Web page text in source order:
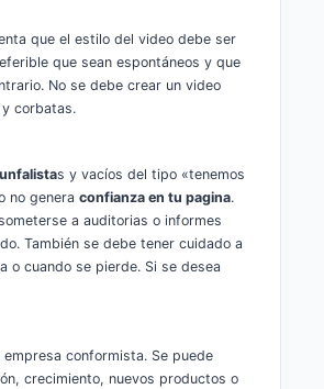
que el estilo del video debe ser
que sean espontáneos y que
No se debe crear un video
corbatas.
s y vacíos del tipo «tenemos
no genera confianza en tu pagina.
a auditorias o informes
También se debe tener cuidado a
o cuando se pierde. Si se desea
conformista. Se puede
crecimiento, nuevos productos o